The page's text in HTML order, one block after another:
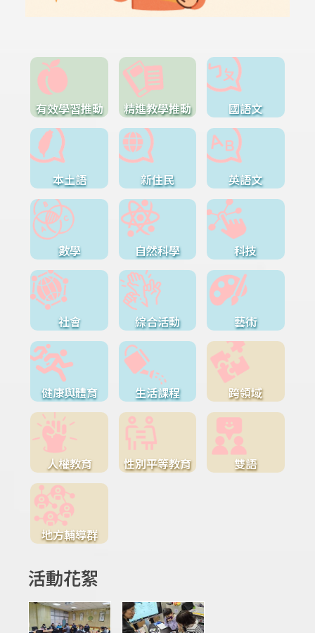
有效學習推動 精進教學推動 國語文
本土語 新住民 英語文
數學 自然科學 科技
社會 綜合活動 藝術
健康與體育 生活課程 跨領域
人權教育 性別平等教育 雙語
地方輔導群
活動花絮